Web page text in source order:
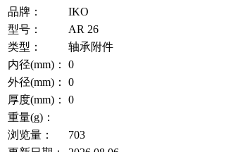
品牌：
IKO
型号：
AR 26
类型：
轴承附件
内径(mm)：
0
外径(mm)：
0
厚度(mm)：
0
重量(g)：
浏览量：
703